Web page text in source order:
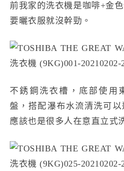
前我家的洗衣機是咖啡+金
要曬衣服就沒幹勁。
不銹鋼洗衣槽，底部使用
盤，搭配瀑布水流清洗可以
應該也是很多人在意直立式